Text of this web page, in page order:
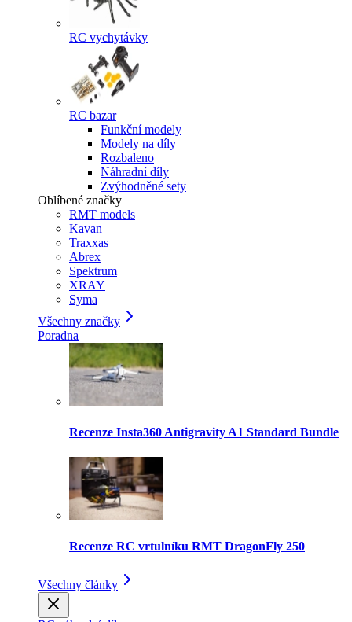
RC vychytávky
RC bazar
Funkční modely
Modely na díly
Rozbaleno
Náhradní díly
Zvýhodněné sety
Oblíbené značky
RMT models
Kavan
Traxxas
Abrex
Spektrum
XRAY
Syma
Všechny značky
Poradna
Recenze Insta360 Antigravity A1 Standard Bundle
Recenze RC vrtulníku RMT DragonFly 250
Všechny články